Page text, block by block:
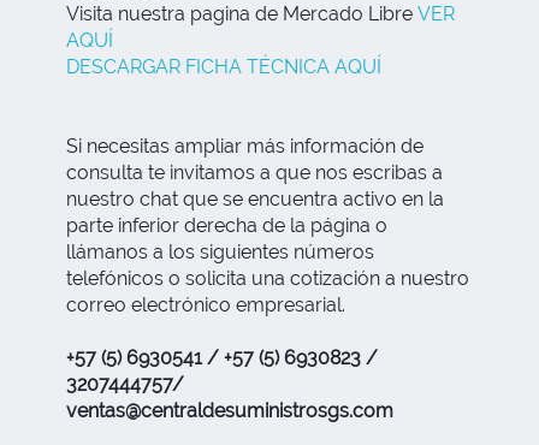
Visita nuestra pagina de Mercado Libre VER
AQUÍ
DESCARGAR FICHA TÉCNICA AQUÍ
Si necesitas ampliar más información de
consulta te invitamos a que nos escribas a
nuestro chat que se encuentra activo en la
parte inferior derecha de la página o
llámanos a los siguientes números
telefónicos o solicita una cotización a nuestro
correo electrónico empresarial.
+57 (5) 6930541 / +57 (5) 6930823 /
3207444757/
ventas@centraldesuministrosgs.com